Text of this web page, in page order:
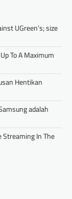
UGreen’s; size
To A Maximum
Hentikan
adalah
Streaming In The